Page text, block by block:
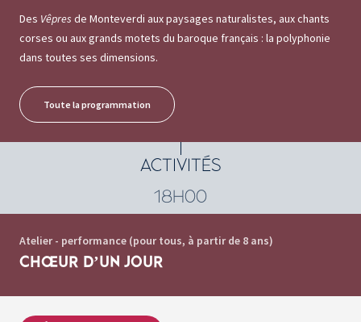
Des Vêpres de Monteverdi aux paysages naturalistes, aux chants
corses ou aux grands motets du baroque français : la polyphonie
dans toutes ses dimensions.
Toute la programmation
ACTIVITÉS
18H00
Atelier - performance (pour tous, à partir de 8 ans)
CHŒUR D’UN JOUR